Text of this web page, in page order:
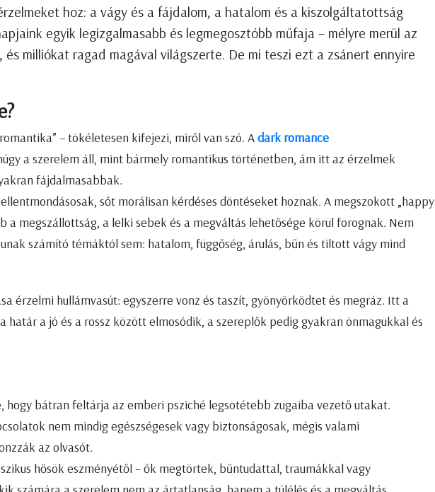
hoz: a vágy és a fájdalom, a hatalom és a kiszolgáltatottság
egyik legizgalmasabb és legmegosztóbb műfaja – mélyre merül az
milliókat ragad magával világszerte. De mi teszi ezt a zsánert ennyire
– tökéletesen kifejezi, miről van szó. Adark romance
a szerelem áll, mint bármely romantikus történetben, ám itt az érzelmek
fájdalmasabbak.
sőt morálisan kérdéses döntéseket hoznak. A megszokott „happy
a megszállottság, a lelki sebek és a megváltás lehetősége körül forognak. Nem
számító témáktól sem: hatalom, függőség, árulás, bűn és tiltott vágy mind
érzelmi hullámvasút: egyszerre vonz és taszít, gyönyörködtet és megráz. Itt a
határ a jó és a rossz között elmosódik, a szereplők pedig gyakran önmagukkal és
hogy bátran feltárja az emberi psziché legsötétebb zugaiba vezető utakat.
nem mindig egészségesek vagy biztonságosak, mégis valami
az olvasót.
hősök eszményétől – ők megtörtek, bűntudattal, traumákkal vagy